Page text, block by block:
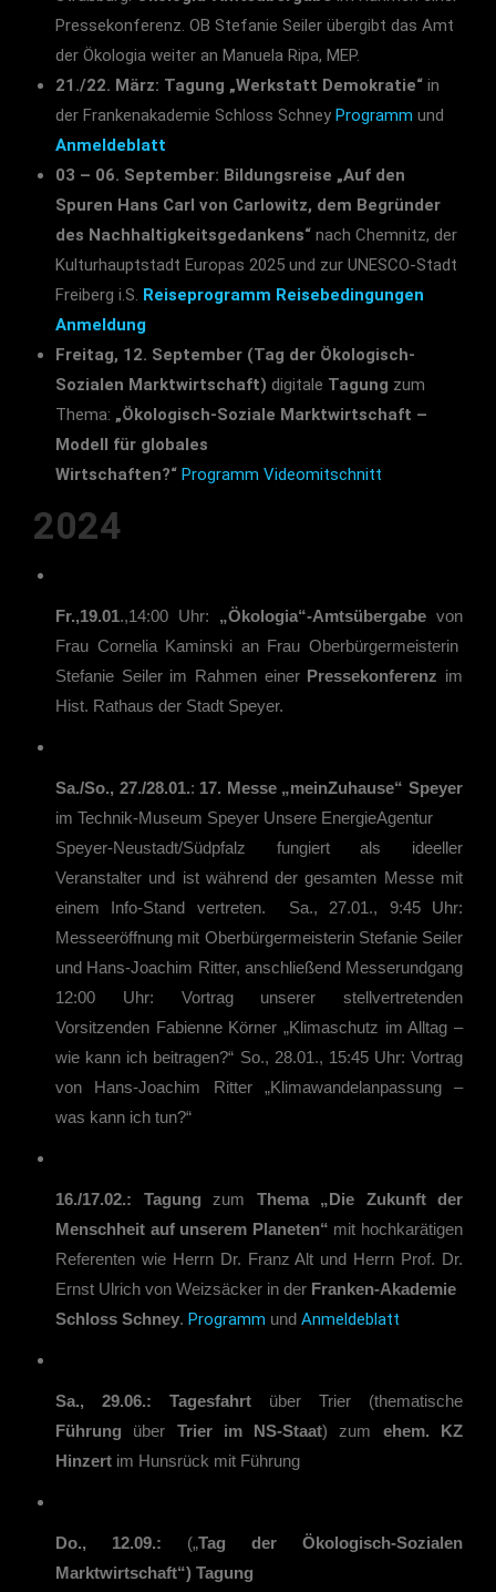
Pressekonferenz. OB Stefanie Seiler übergibt das Amt
der Ökologia weiter an Manuela Ripa, MEP.
21./22. März: Tagung „Werkstatt Demokratie“ in
der Frankenakademie Schloss Schney Programm und
Anmeldeblatt
03 – 06. September: Bildungsreise „Auf den
Spuren Hans Carl von Carlowitz, dem Begründer
des Nachhaltigkeitsgedankens“ nach Chemnitz, der
Kulturhauptstadt Europas 2025 und zur UNESCO-Stadt
Freiberg i.S. Reiseprogramm Reisebedingungen
Anmeldung
Freitag, 12. September (Tag der Ökologisch-
Sozialen Marktwirtschaft) digitale Tagung zum
Thema: „Ökologisch-Soziale Marktwirtschaft –
Modell für globales
Wirtschaften?“ Programm Videomitschnitt
2024
Fr.,19.01.,14:00 Uhr: „Ökologia“-Amtsübergabe von
Frau Cornelia Kaminski an Frau Oberbürgermeisterin
Stefanie Seiler im Rahmen einer Pressekonferenz im
Hist. Rathaus der Stadt Speyer.
Sa./So., 27./28.01.: 17. Messe „meinZuhause“ Speyer
im Technik-Museum Speyer Unsere EnergieAgentur
Speyer-Neustadt/Südpfalz fungiert als ideeller
Veranstalter und ist während der gesamten Messe mit
einem Info-Stand vertreten. Sa., 27.01., 9:45 Uhr:
Messeeröffnung mit Oberbürgermeisterin Stefanie Seiler
und Hans-Joachim Ritter, anschließend Messerundgang
12:00 Uhr: Vortrag unserer stellvertretenden
Vorsitzenden Fabienne Körner „Klimaschutz im Alltag –
wie kann ich beitragen?“ So., 28.01., 15:45 Uhr: Vortrag
von Hans-Joachim Ritter „Klimawandelanpassung –
was kann ich tun?“
16./17.02.: Tagung zum Thema „Die Zukunft der
Menschheit auf unserem Planeten“ mit hochkarätigen
Referenten wie Herrn Dr. Franz Alt und Herrn Prof. Dr.
Ernst Ulrich von Weizsäcker in der Franken-Akademie
Schloss Schney. Programm und Anmeldeblatt
Sa., 29.06.: Tagesfahrt über Trier (thematische
Führung über Trier im NS-Staat) zum ehem. KZ
Hinzert im Hunsrück mit Führung
Do., 12.09.: („Tag der Ökologisch-Sozialen
Marktwirtschaft“) Tagung